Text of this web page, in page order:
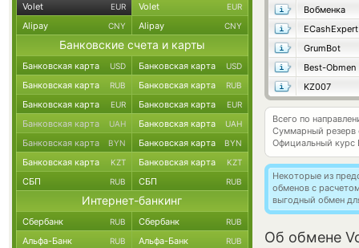
Вобменка
ECashExpert
GrumBot
Best-Obmen
KZ007
Всего по
Суммарный резерв
Официальный курс
Некоторые из
обменов с
выгодный обмен
Об обмене
Volet EUR Volet EUR
Alipay CNY Alipay CNY
Банковские счета и карты
Банковская карта USD Банковская карта USD
Банковская карта RUB Банковская карта RUB
Банковская карта EUR Банковская карта EUR
Банковская карта UAH Банковская карта UAH
Банковская карта BYN Банковская карта BYN
Банковская карта KZT Банковская карта KZT
СБП RUB СБП RUB
Интернет-банкинг
Сбербанк RUB Сбербанк RUB
Альфа-Банк RUB Альфа-Банк RUB